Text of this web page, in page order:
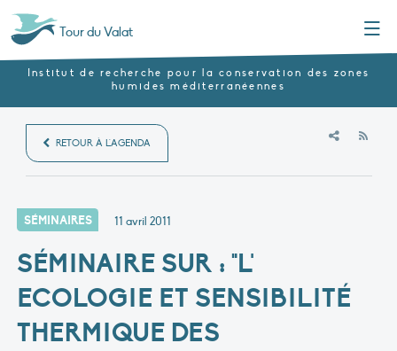
Tour du Valat
Institut de recherche pour la conservation des zones
humides méditerranéennes
RETOUR À L'AGENDA
SÉMINAIRES 11 avril 2011
SÉMINAIRE SUR : "L'
ECOLOGIE ET SENSIBILITÉ
THERMIQUE DES